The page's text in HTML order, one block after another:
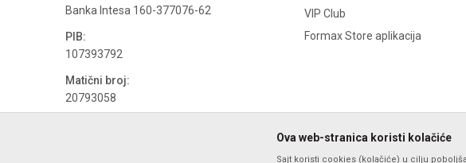
Banka Intesa 160-377076-62
PIB:
107393792
Matični broj:
20793058
VIP Club
Formax Store aplikacija
Ova web-stranica koristi kolačiće
Sajt koristi cookies (kolačiće) u cilju